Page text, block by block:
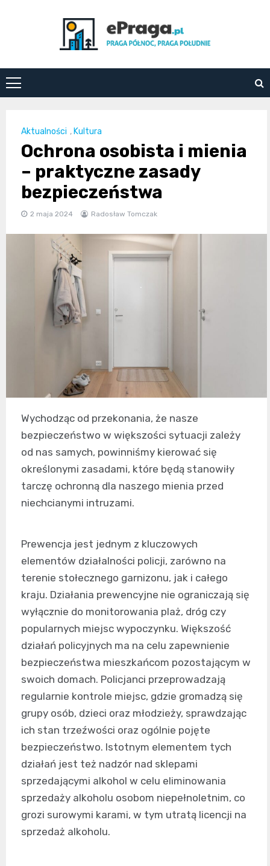
ePraga.pl
Aktualności , Kultura
Ochrona osobista i mienia
– praktyczne zasady
bezpieczeństwa
2 maja 2024 Radosław Tomczak
Wychodząc od przekonania, że nasze
bezpieczeństwo w większości sytuacji zależy
od nas samych, powinniśmy kierować się
określonymi zasadami, które będą stanowiły
tarczę ochronną dla naszego mienia przed
niechcianymi intruzami.
Prewencja jest jednym z kluczowych
elementów działalności policji, zarówno na
terenie stołecznego garnizonu, jak i całego
kraju. Działania prewencyjne nie ograniczają się
wyłącznie do monitorowania plaż, dróg czy
popularnych miejsc wypoczynku. Większość
działań policyjnych ma na celu zapewnienie
bezpieczeństwa mieszkańcom pozostającym w
swoich domach. Policjanci przeprowadzają
regularnie kontrole miejsc, gdzie gromadzą się
grupy osób, dzieci oraz młodzieży, sprawdzając
ich stan trzeźwości oraz ogólnie pojęte
bezpieczeństwo. Istotnym elementem tych
działań jest też nadzór nad sklepami
sprzedającymi alkohol w celu eliminowania
sprzedaży alkoholu osobom niepełnoletnim, co
grozi surowymi karami, w tym utratą licencji na
sprzedaż alkoholu.